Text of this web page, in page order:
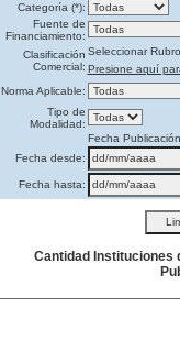
Categoría (*):
Fuente de
Financiamiento:
Clasificación
Comercial:
Seleccionar Rubro
Presione aquí
Norma Aplicable:
Tipo de
Modalidad:
Fecha Publicación
Fecha desde:
Fecha hasta:
Cantidad Instituciones